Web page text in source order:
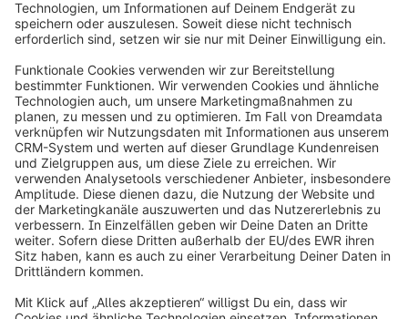
Fax:+49 (0) 2555 92885-99
Für Presseverteiler anmelden:
public.relations@shopware.com
info@shopware.com